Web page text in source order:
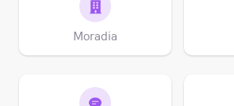
Moradia